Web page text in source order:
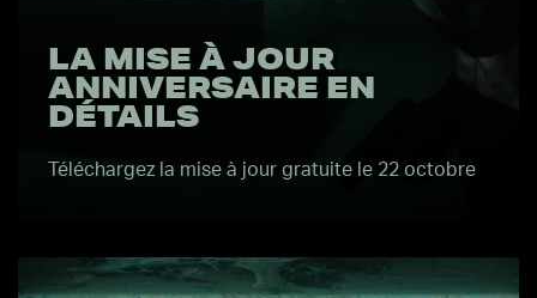
LA MISE À JOUR
ANNIVERSAIRE EN
DÉTAILS
Téléchargez la mise à jour gratuite le 22 octobre